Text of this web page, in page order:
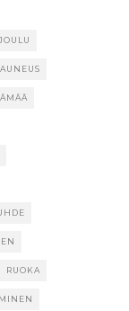
JOULU
RUOKA